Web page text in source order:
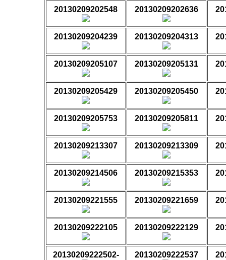
20130209202548 20130209202636
20130209204239 20130209204313
20130209205107 20130209205131
20130209205429 20130209205450
20130209205753 20130209205811
20130209213307 20130209213309
20130209214506 20130209215353
20130209221555 20130209221659
20130209222105 20130209222129
20130209222502- 20130209222537